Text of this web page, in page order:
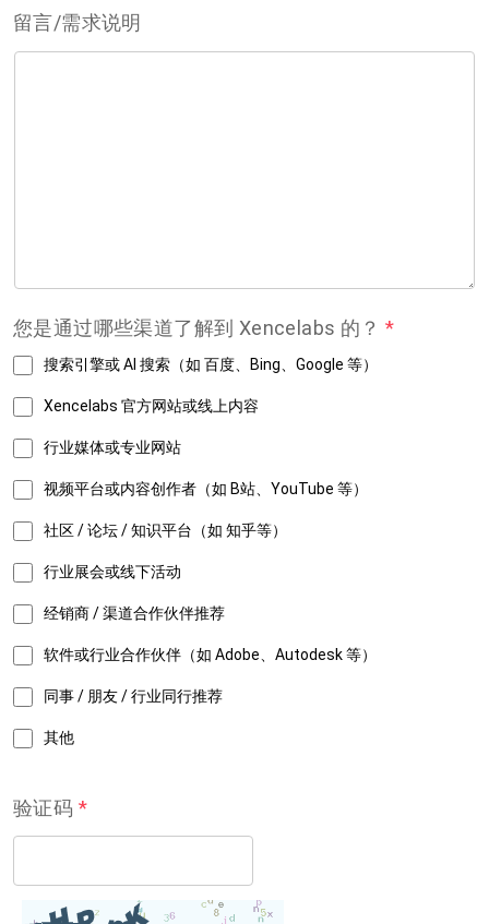
留言/需求说明
您是通过哪些渠道了解到 Xencelabs 的？ *
搜索引擎或 AI 搜索（如 百度、Bing、Google 等）
Xencelabs 官方网站或线上内容
行业媒体或专业网站
视频平台或内容创作者（如 B站、YouTube 等）
社区 / 论坛 / 知识平台（如 知乎等）
行业展会或线下活动
经销商 / 渠道合作伙伴推荐
软件或行业合作伙伴（如 Adobe、Autodesk 等）
同事 / 朋友 / 行业同行推荐
其他
验证码 *